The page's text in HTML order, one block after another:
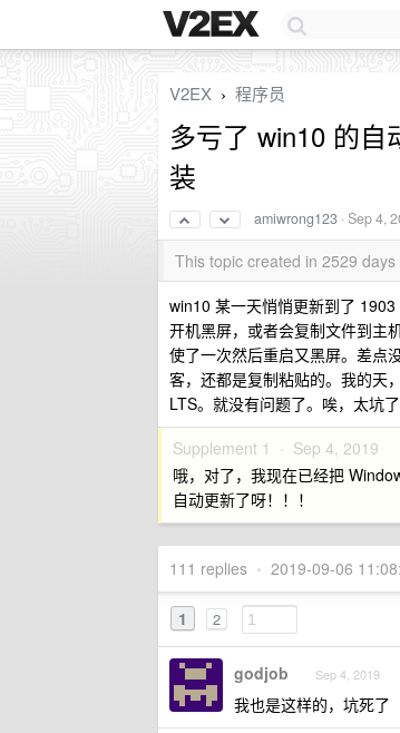
V2EX › 程序员
多亏了 win10 的
装
amiwrong123 ·Sep 4,
This topic created in 2529
win10 某一天悄悄更新到了
开机黑屏，或者会复制文件到主
使了一次然后重启又黑屏。差点
客，还都是复制粘贴的。我的天
LTS。就没有问题了。唉，太坑了
Supplement 1 · Sep 4, 2019
哦，对了，我现在已经把
自动更新了呀！！！
111 replies • 2019-09-06
1 2
godjob Sep 4, 2019
我也是这样的，坑死了